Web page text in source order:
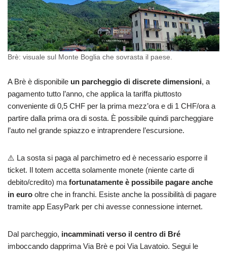
Brè: visuale sul Monte Boglia che sovrasta il paese.
A Brè è disponibile un parcheggio di discrete dimensioni, a
pagamento tutto l’anno, che applica la tariffa piuttosto
conveniente di 0,5 CHF per la prima mezz’ora e di 1 CHF/ora a
partire dalla prima ora di sosta. È possibile quindi parcheggiare
l’auto nel grande spiazzo e intraprendere l’escursione.
⚠️ La sosta si paga al parchimetro ed è necessario esporre il
ticket. Il totem accetta solamente monete (niente carte di
debito/credito) mafortunatamente è possibile pagare anche
in euro oltre che in franchi. Esiste anche la possibilità di pagare
tramite app EasyPark per chi avesse connessione internet.
Dal parcheggio, incamminati verso il centro di Bré
imboccando dapprima Via Brè e poi Via Lavatoio. Segui le